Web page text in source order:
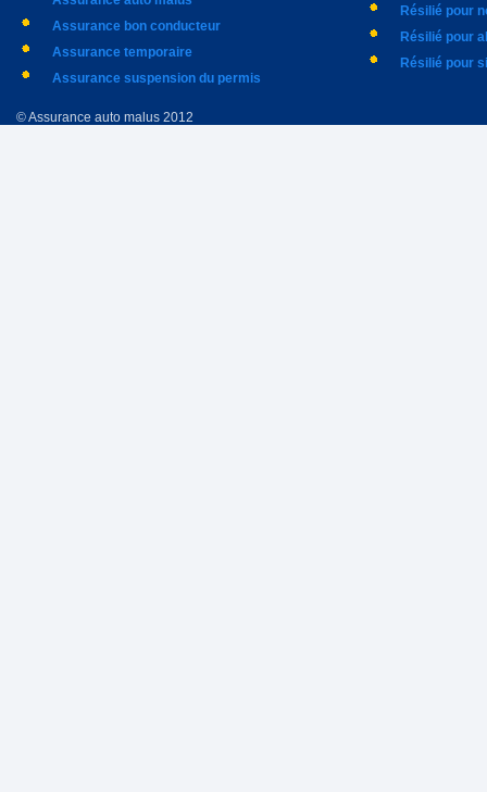
Assurance bon conducteur
Assurance temporaire
Assurance suspension du permis
Résilié pour
Résilié pour
Résilié pour
© Assurance auto malus 2012